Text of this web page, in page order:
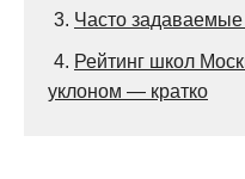
3. Часто
4. Рейтинг школ
уклоном — кратко